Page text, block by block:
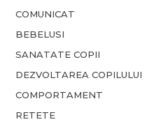
COMUNICAT
BEBELUSI
SANATATE COPII
DEZVOLTAREA COPILULUI
COMPORTAMENT
RETETE